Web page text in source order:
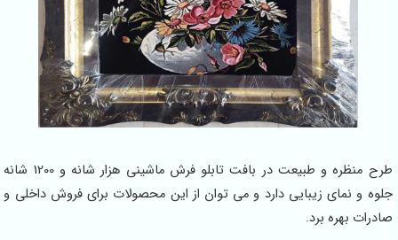
طرح منظره و طبیعت در بافت تابلو فرش ماشینی هزار شانه و 1200 شانه
جلوه و نمای زیبایی دارد و می توان از این محصولات برای فروش داخلی و
صادرات بهره برد.